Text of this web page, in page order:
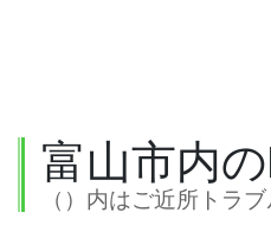
富山市内
（）内はご近所トラ